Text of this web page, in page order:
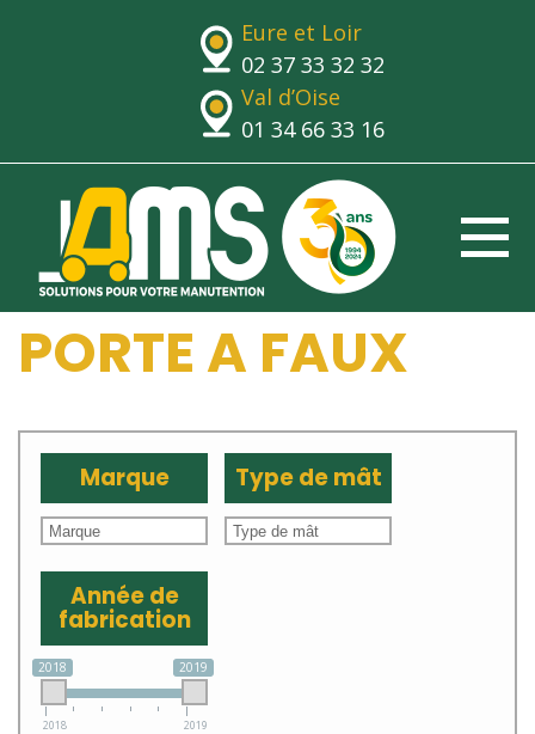
Eure et Loir
02 37 33 32 32
Val d’Oise
01 34 66 33 16
PORTE A FAUX
Marque Type de mât
Année de
fabrication
2018 2019
2018 2019